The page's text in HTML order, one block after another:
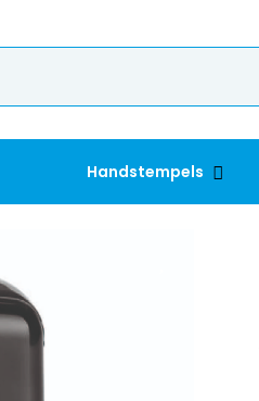
Handstempels